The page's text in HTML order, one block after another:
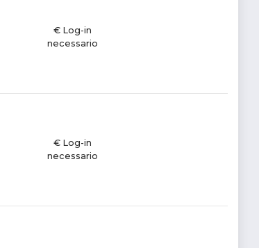
€ Log-in
necessario
€ Log-in
necessario